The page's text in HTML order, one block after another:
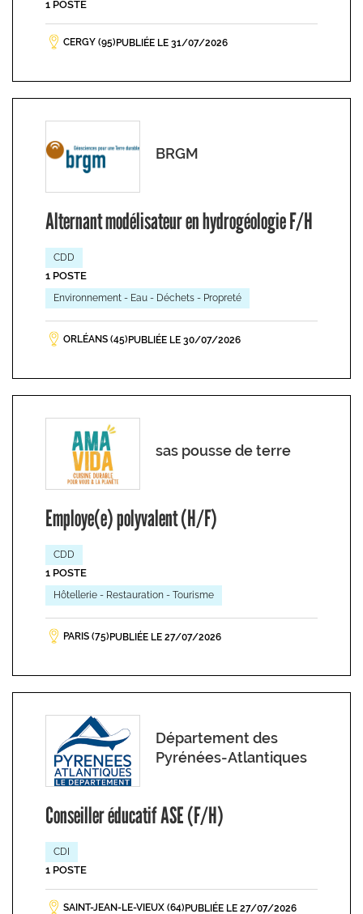
1 POSTE
CERGY (95) PUBLIÉE LE 31/07/2026
BRGM
Alternant modélisateur en hydrogéologie F/H
CDD
1 POSTE
Environnement - Eau - Déchets - Propreté
ORLÉANS (45) PUBLIÉE LE 30/07/2026
sas pousse de terre
Employe(e) polyvalent (H/F)
CDD
1 POSTE
Hôtellerie - Restauration - Tourisme
PARIS (75) PUBLIÉE LE 27/07/2026
Département des
Pyrénées-Atlantiques
Conseiller éducatif ASE (F/H)
CDI
1 POSTE
SAINT-JEAN-LE-VIEUX (64) PUBLIÉE LE 27/07/2026